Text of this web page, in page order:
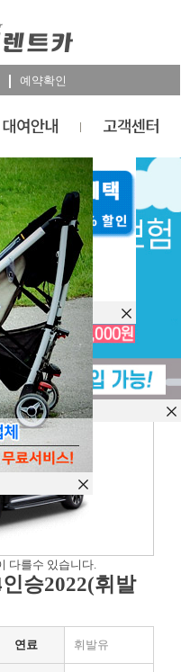
예약확인
약
다를수 있습니다.
승2022(휘발
연료 휘발유